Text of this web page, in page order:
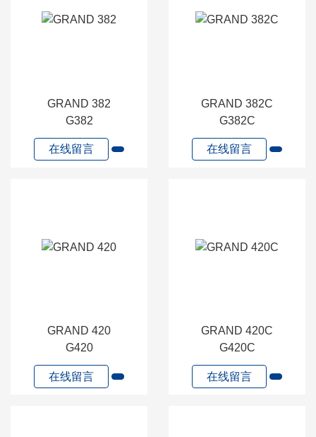
GRAND 382
G382
在线留言
GRAND 382C
G382C
在线留言
GRAND 420
G420
在线留言
GRAND 420C
G420C
在线留言